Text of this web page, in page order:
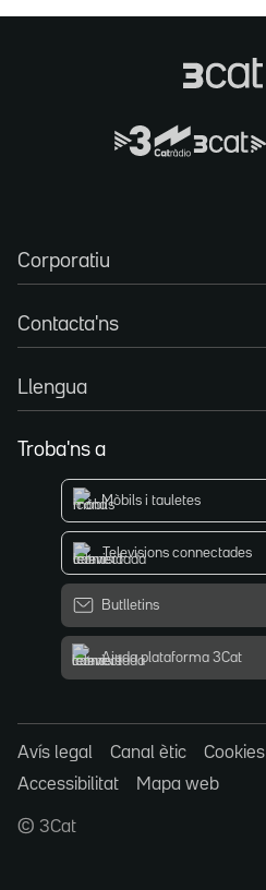
Corporatiu
Contacta'ns
Llengua
Troba'ns a
Mòbils i tauletes
Televisions connectades
Butlletins
Ajuda plataforma 3Cat
Avís legal Canal ètic Cookies
Accessibilitat
Mapa web
© 3Cat